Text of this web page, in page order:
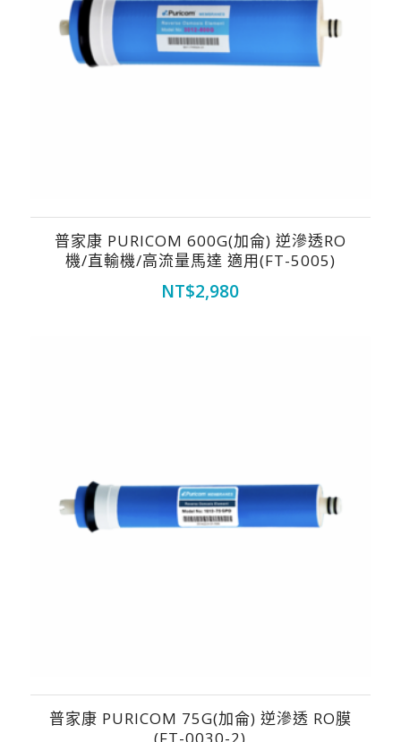
普家康 PURICOM 600G(加侖) 逆滲透RO
機/直輸機/高流量馬達 適用(FT-5005)
NT$2,980
普家康 PURICOM 75G(加侖) 逆滲透 RO膜